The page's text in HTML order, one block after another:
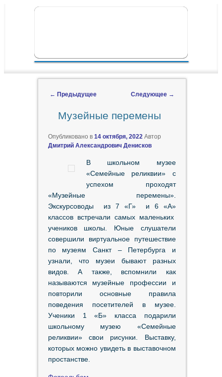
ГЛАВНОЕ МЕНЮ
← Предыдущее Следующее →
Музейные перемены
Опубликовано в 14 октября, 2022 Автор
Дмитрий Александрович Денисков
В школьном музее
«Семейные реликвии» с
успехом проходят
«Музейные перемены».
Экскурсоводы из 7 «Г» и 6 «А»
классов встречали самых маленьких
учеников школы. Юные слушатели
совершили виртуальное путешествие
по музеям Санкт – Петербурга и
узнали, что музеи бывают разных
видов. А также, вспомнили как
называются музейные профессии и
повторили основные правила
поведения посетителей в музее.
Ученики 1 «Б» класса подарили
школьному музею «Семейные
реликвии» свои рисунки. Выставку,
которых можно увидеть в выставочном
простанстве.